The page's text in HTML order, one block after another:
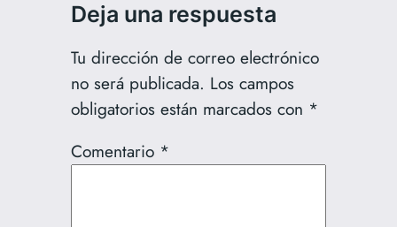
Deja una respuesta
Tu dirección de correo electrónico
no será publicada. Los campos
obligatorios están marcados con *
Comentario *